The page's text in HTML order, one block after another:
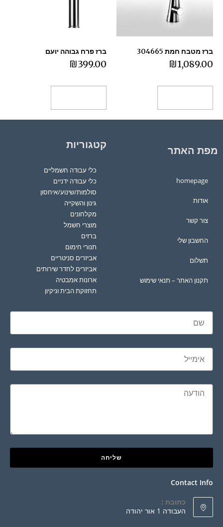
ברז מטבח חמת 304665
₪1,089.00
ברז פרח גבוהה יועם
₪399.00
מפת האתר
homepage
אודות
צור קשר
החשבון שלי
תשלום
תקנון האתר – תנאי שימוש
קטגוריות
כלי עבודה חשמליים
כלי עבודה ידניים
סולמות/שינוע/איחסון
גינון והשקייה
מקלחונים
מוצרי חשמל
ברזים
תנורי חימום
אביזרים סניטריים
אביזרים לחדר שירותים
ארונות אמבטיה
תחזוקת הבית וניקיון
שליחה
Contact Info
כתובת :
העבודה 1 אור יהודה